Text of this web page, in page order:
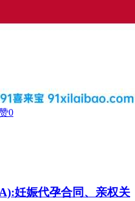
0
妊娠代孕合同、亲权关